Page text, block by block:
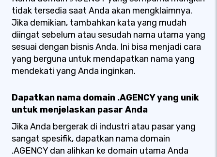
tidak tersedia saat Anda akan mengklaimnya.
Jika demikian, tambahkan kata yang mudah
diingat sebelum atau sesudah nama utama yang
sesuai dengan bisnis Anda. Ini bisa menjadi cara
yang berguna untuk mendapatkan nama yang
mendekati yang Anda inginkan.
Dapatkan nama domain .AGENCY yang unik
untuk menjelaskan pasar Anda
Jika Anda bergerak di industri atau pasar yang
sangat spesifik, dapatkan nama domain
.AGENCY dan alihkan ke domain utama Anda